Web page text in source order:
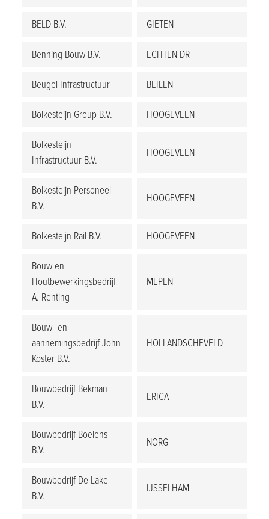
BELD B.V. GIETEN
Benning Bouw B.V. ECHTEN DR
Beugel Infrastructuur BEILEN
Bolkesteijn Group B.V. HOOGEVEEN
Bolkesteijn
Infrastructuur B.V.
HOOGEVEEN
Bolkesteijn Personeel
B.V.
HOOGEVEEN
Bolkesteijn Rail B.V. HOOGEVEEN
Bouw en
Houtbewerkingsbedrijf
A. Renting
MEPEN
Bouw- en
aannemingsbedrijf John
Koster B.V.
HOLLANDSCHEVELD
Bouwbedrijf Bekman
B.V.
ERICA
Bouwbedrijf Boelens
B.V.
NORG
Bouwbedrijf De Lake
B.V.
IJSSELHAM